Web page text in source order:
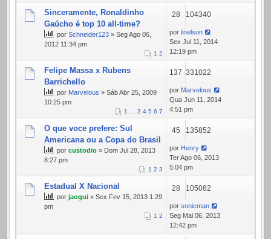
Sinceramente, Ronaldinho
Gaúcho é top 10 all-time?
por Schneider123 » Seg Ago 06,
2012 11:34 pm
1 2
28 104340
por linelson
Sex Jul 11, 2014
12:19 pm
Felipe Massa x Rubens
Barrichello
por Marvelous » Sáb Abr 25, 2009
10:25 pm
1 … 3 4 5 6 7
137 331022
por Marvelous
Qua Jun 11, 2014
4:51 pm
O que voce prefere: Sul
Americana ou a Copa do Brasil
por custodio » Dom Jul 28, 2013
8:27 pm
1 2 3
45 135852
por Henry
Ter Ago 06, 2013
5:04 pm
Estadual X Nacional
por jaogui » Sex Fev 15, 2013 1:29
pm
1 2
28 105082
por sonicman
Seg Mai 06, 2013
12:42 pm